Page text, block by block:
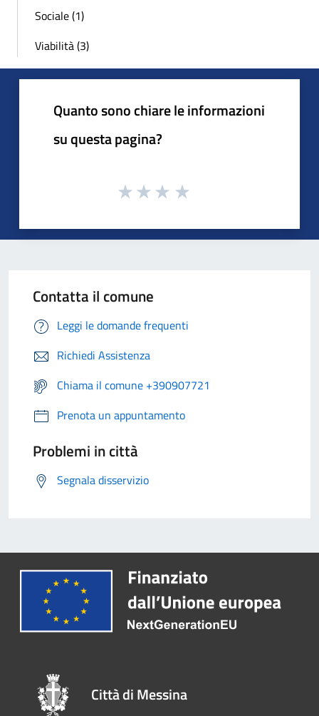
Sociale (1)
Viabilità (3)
Quanto sono chiare le informazioni
su questa pagina?
Contatta il comune
Leggi le domande frequenti
Richiedi Assistenza
Chiama il comune +390907721
Prenota un appuntamento
Problemi in città
Segnala disservizio
Città di Messina